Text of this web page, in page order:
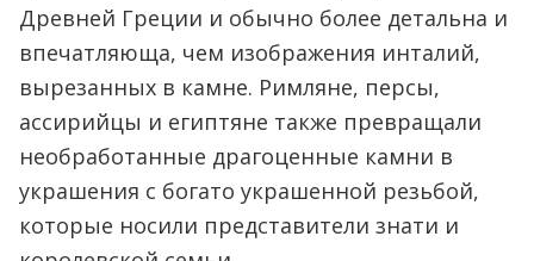
Древней Греции и обычно более детальна и
впечатляюща, чем изображения инталий,
вырезанных в камне. Римляне, персы,
ассирийцы и египтяне также превращали
необработанные драгоценные камни в
украшения с богато украшенной резьбой,
которые носили представители знати и